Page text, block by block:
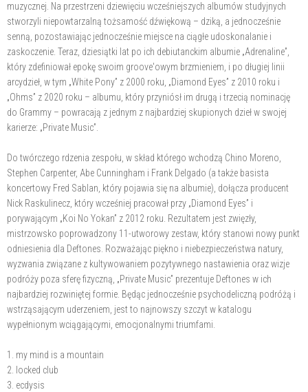
muzycznej. Na przestrzeni dziewięciu wcześniejszych albumów studyjnych
stworzyli niepowtarzalną tożsamość dźwiękową – dziką, a jednocześnie
senną, pozostawiając jednocześnie miejsce na ciągłe udoskonalanie i
zaskoczenie. Teraz, dziesiątki lat po ich debiutanckim albumie „Adrenaline”,
który zdefiniował epokę swoim groove'owym brzmieniem, i po długiej linii
arcydzieł, w tym „White Pony” z 2000 roku, „Diamond Eyes” z 2010 roku i
„Ohms” z 2020 roku – albumu, który przyniósł im drugą i trzecią nominację
do Grammy – powracają z jednym z najbardziej skupionych dzieł w swojej
karierze: „Private Music”.
Do twórczego rdzenia zespołu, w skład którego wchodzą Chino Moreno,
Stephen Carpenter, Abe Cunningham i Frank Delgado (a także basista
koncertowy Fred Sablan, który pojawia się na albumie), dołącza producent
Nick Raskulinecz, który wcześniej pracował przy „Diamond Eyes” i
porywającym „Koi No Yokan” z 2012 roku. Rezultatem jest zwięzły,
mistrzowsko poprowadzony 11-utworowy zestaw, który stanowi nowy punkt
odniesienia dla Deftones. Rozważając piękno i niebezpieczeństwa natury,
wyzwania związane z kultywowaniem pozytywnego nastawienia oraz wizje
podróży poza sferę fizyczną, „Private Music” prezentuje Deftones w ich
najbardziej rozwiniętej formie. Będąc jednocześnie psychodeliczną podróżą i
wstrząsającym uderzeniem, jest to najnowszy szczyt w katalogu
wypełnionym wciągającymi, emocjonalnymi triumfami.
1. my mind is a mountain
2. locked club
3. ecdysis